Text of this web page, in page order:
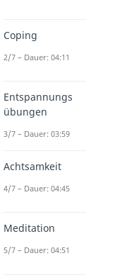
Coping
2/7 – Dauer: 04:11
Entspannungs
übungen
3/7 – Dauer: 03:59
Achtsamkeit
4/7 – Dauer: 04:45
Meditation
5/7 – Dauer: 04:51